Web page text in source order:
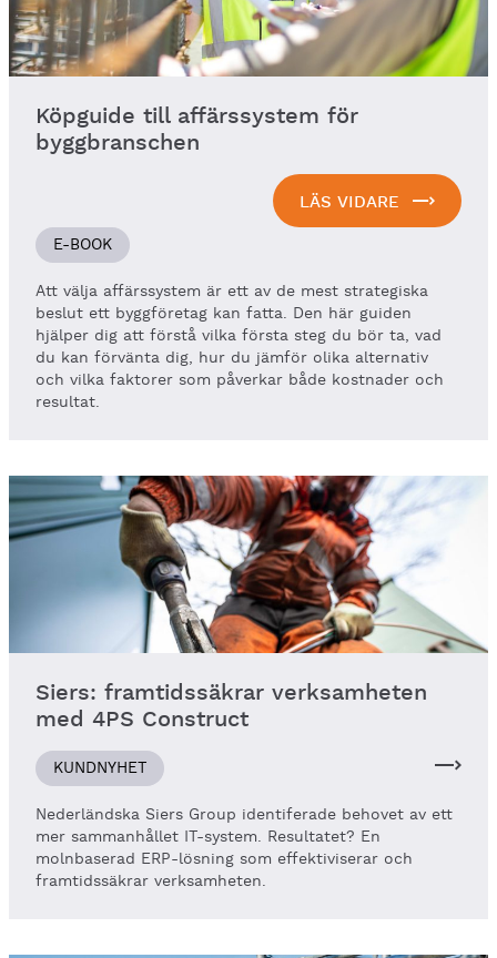
Köpguide till affärssystem för
byggbranschen
LÄS VIDARE
E-BOOK
Att välja affärssystem är ett av de mest strategiska
beslut ett byggföretag kan fatta. Den här guiden
hjälper dig att förstå vilka första steg du bör ta, vad
du kan förvänta dig, hur du jämför olika alternativ
och vilka faktorer som påverkar både kostnader och
resultat.
Siers: framtidssäkrar verksamheten
med 4PS Construct
KUNDNYHET
Nederländska Siers Group identiferade behovet av ett
mer sammanhållet IT-system. Resultatet? En
molnbaserad ERP-lösning som effektiviserar och
framtidssäkrar verksamheten.